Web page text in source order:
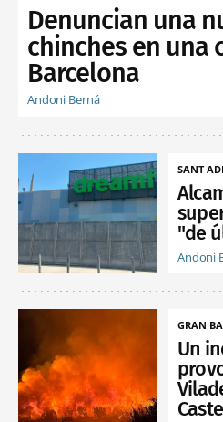
Denuncian una
chinches en una
Barcelona
Andoni Berná
SANT
"de
Andoni
GRAN
Un